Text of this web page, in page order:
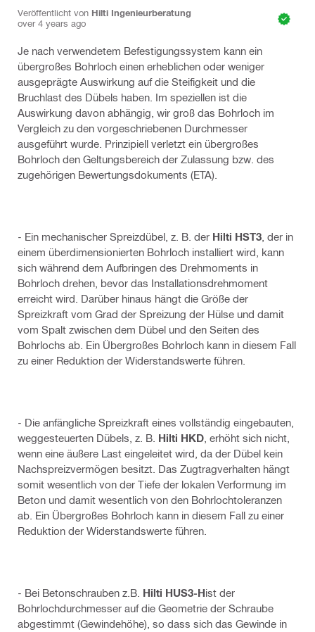
Veröffentlicht von Hilti Ingenieurberatung
over 4 years ago
Je nach verwendetem Befestigungssystem kann ein
übergroßes Bohrloch einen erheblichen oder weniger
ausgeprägte Auswirkung auf die Steifigkeit und die
Bruchlast des Dübels haben. Im speziellen ist die
Auswirkung davon abhängig, wir groß das Bohrloch im
Vergleich zu den vorgeschriebenen Durchmesser
ausgeführt wurde. Prinzipiell verletzt ein übergroßes
Bohrloch den Geltungsbereich der Zulassung bzw. des
zugehörigen Bewertungsdokuments (ETA).
- Ein mechanischer Spreizdübel, z. B. der Hilti HST3 , der in
einem überdimensionierten Bohrloch installiert wird, kann
sich während dem Aufbringen des Drehmoments in
Bohrloch drehen, bevor das Installationsdrehmoment
erreicht wird. Darüber hinaus hängt die Größe der
Spreizkraft vom Grad der Spreizung der Hülse und damit
vom Spalt zwischen dem Dübel und den Seiten des
Bohrlochs ab. Ein Übergroßes Bohrloch kann in diesem Fall
zu einer Reduktion der Widerstandswerte führen.
- Die anfängliche Spreizkraft eines vollständig eingebauten,
weggesteuerten Dübels, z. B. Hilti HKD , erhöht sich nicht,
wenn eine äußere Last eingeleitet wird, da der Dübel kein
Nachspreizvermögen besitzt. Das Zugtragverhalten hängt
somit wesentlich von der Tiefe der lokalen Verformung im
Beton und damit wesentlich von den Bohrlochtoleranzen
ab. Ein Übergroßes Bohrloch kann in diesem Fall zu einer
Reduktion der Widerstandswerte führen.
- Bei Betonschrauben z.B. Hilti HUS3-Hist der
Bohrlochdurchmesser auf die Geometrie der Schraube
abgestimmt (Gewindehöhe), so dass sich das Gewinde in